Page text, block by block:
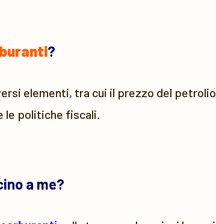
?
elementi, tra cui il prezzo del
le politiche fiscali.
a me?